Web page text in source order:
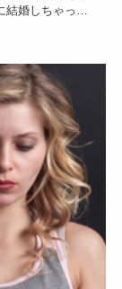
婚しちゃった